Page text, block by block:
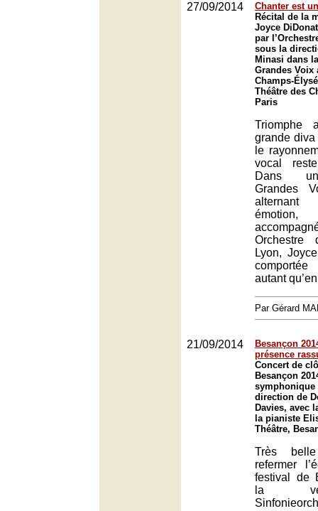
27/09/2014
Chanter est
Récital de la
Joyce
par
sous la
Minasi dans
Grandes Voix
Champs-
Théâtre des
Paris
Triomphe
grande diva
le
vocal
Dans
Grandes
Orchestre
Lyon,
comportée
autant
Par Gérard
21/09/2014
Besançon
présence
Concert de
Besançon
symphonique
direction de
Davies, avec
la pianiste
Théâtre,
Très
refermer
festival de
la